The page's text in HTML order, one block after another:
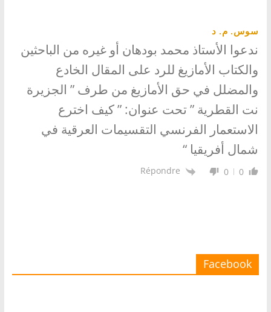
سوس. م. د
ندعوا الأستاذ محمد بودهان أو غيره من الباحثين
والكتاب الأمازيغ للرد على المقال الخادع
والمضلل في حق الأمازيغ من طرف ” الجزيرة
نت القطرية ” تحت عنوان: ” كيف اخترع
الاستعمار الفرنسي التقسيمات العرقية في
شمال أفريقيا “
0
0
Répondre
Facebook